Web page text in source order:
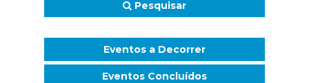
Pesquisar
Eventos a Decorrer
Eventos Concluídos